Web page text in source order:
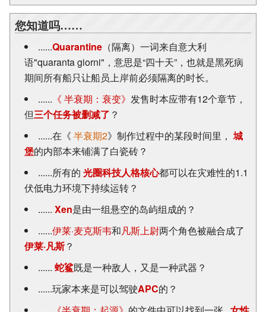
您知道吗……
......Quarantine （隔离）一词来自意大利
语"quaranta giorni"，意思是“四十天”，也就是黑死病
期间所有船只让船员上岸前必须隔离的时长。
...... 《 半衰期：衰变》 发售时本应带有12个章节，
但三个任务被删减了 ？
......在《 半衰期2》制作过程中的某段时间里， 城
堡的内部本来铺满了白瓷砖？
......所有的 光圈科技人格核心都可以在灾难性的1.1
伏低电力环境下持续运转？
...... Xen是由一组悬空的岛屿组成的？
......伊莱·麦克斯韦和凡斯上尉两个角色被融合成了
伊莱·凡斯？
...... 蛇鲨既是一种敌人，又是一种武器？
......玩家本来是可以驾驶APC的？